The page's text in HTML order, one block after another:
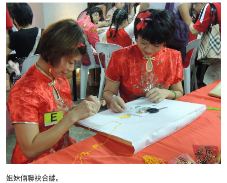
姐妹倆聯袂合繡。